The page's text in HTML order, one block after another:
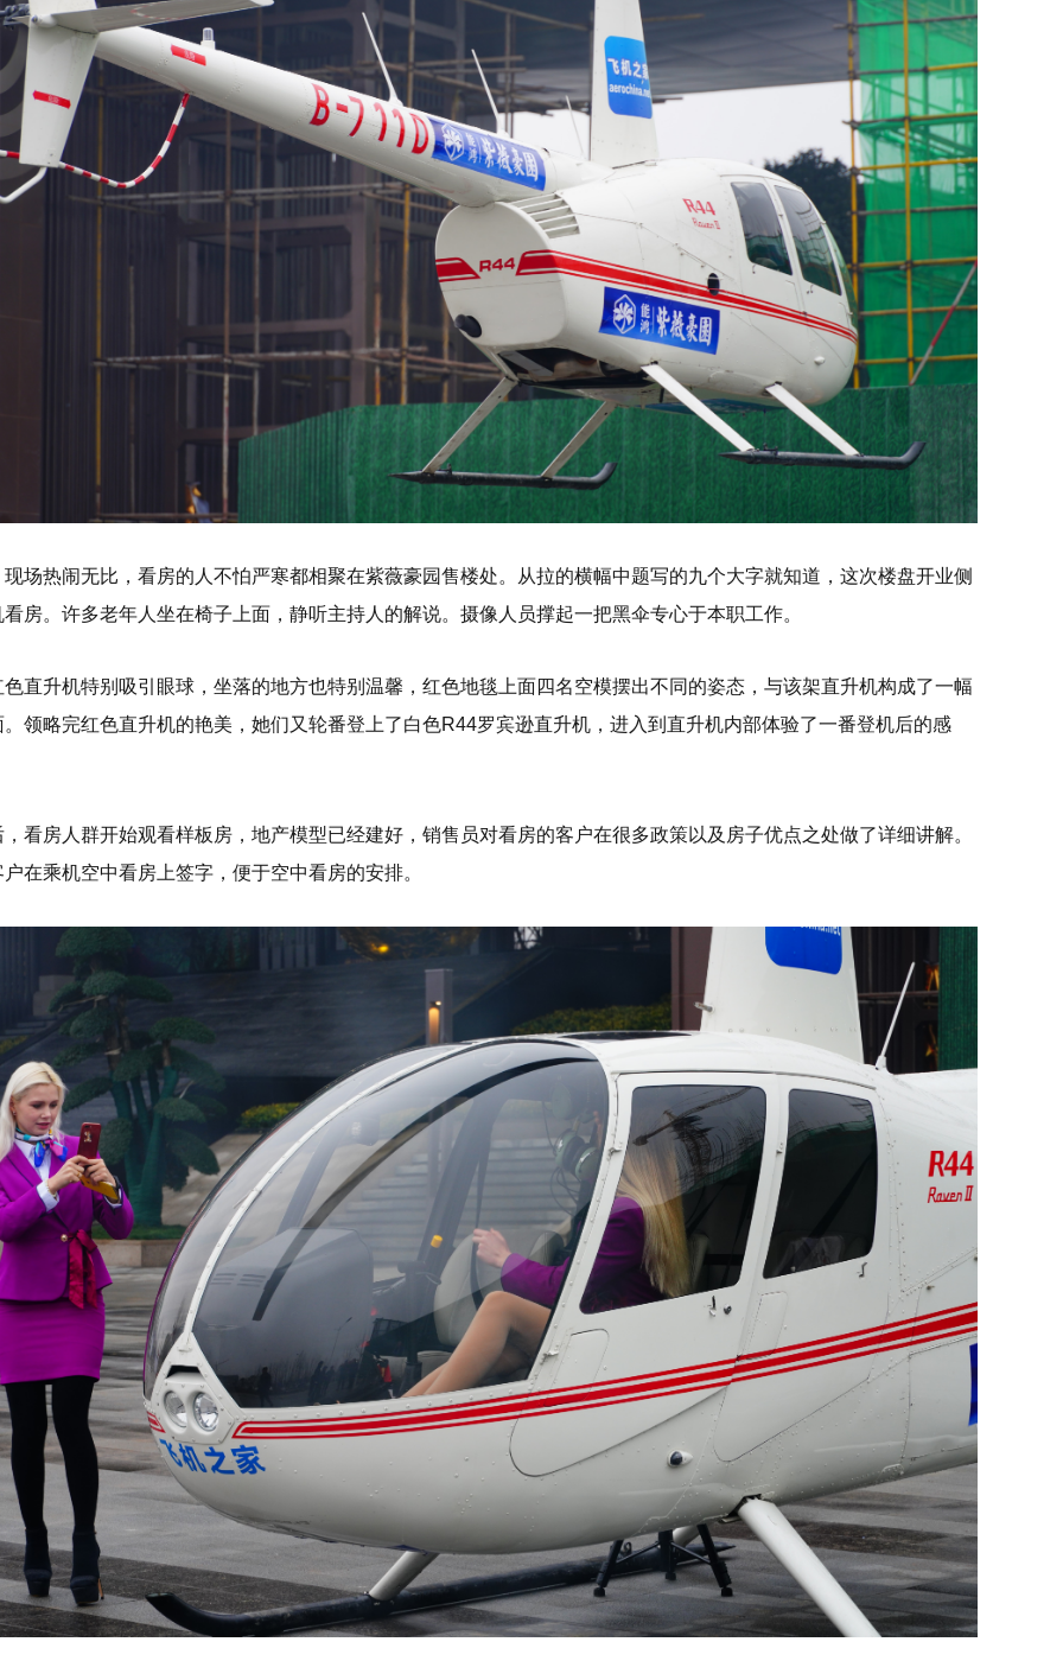
场热闹无比，看房的人不怕严寒都相聚在紫薇豪园售楼处。从拉的横幅中题写的九个大字就知道，这次楼盘开业侧
房。许多老年人坐在椅子上面，静听主持人的解说。摄像人员撑起一把黑伞专心于本职工作。
直升机特别吸引眼球，坐落的地方也特别温馨，红色地毯上面四名空模摆出不同的姿态，与该架直升机构成了一幅
领略完红色直升机的艳美，她们又轮番登上了白色R44罗宾逊直升机，进入到直升机内部体验了一番登机后的感
看房人群开始观看样板房，地产模型已经建好，销售员对看房的客户在很多政策以及房子优点之处做了详细讲解。
在乘机空中看房上签字，便于空中看房的安排。